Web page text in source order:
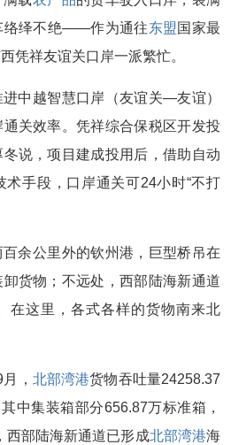
络绎不绝——作为通往东盟 国家最
凭祥友谊关口岸一派繁忙。
中越智慧口岸（友谊关—友谊）
关效率。凭祥综合保税区开发投
说，项目建成投用后，借助自动
手段，口岸通关可24小时“不打
余公里外的钦州港，巨型桥吊在
货物；不远处，西部陆海新通道
在这里，各式各样的货物南来北
， 北部湾港货物吞吐量24258.37
中集装箱部分656.87万标准箱，
西部陆海新通道已形成北部湾港海